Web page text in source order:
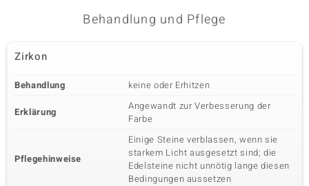
Behandlung und Pflege
Zirkon
Behandlung keine oder Erhitzen
Erklärung
Angewandt zur Verbesserung der
Farbe
Pflegehinweise
Einige Steine verblassen, wenn sie
starkem Licht ausgesetzt sind; die
Edelsteine nicht unnötig lange diesen
Bedingungen aussetzen